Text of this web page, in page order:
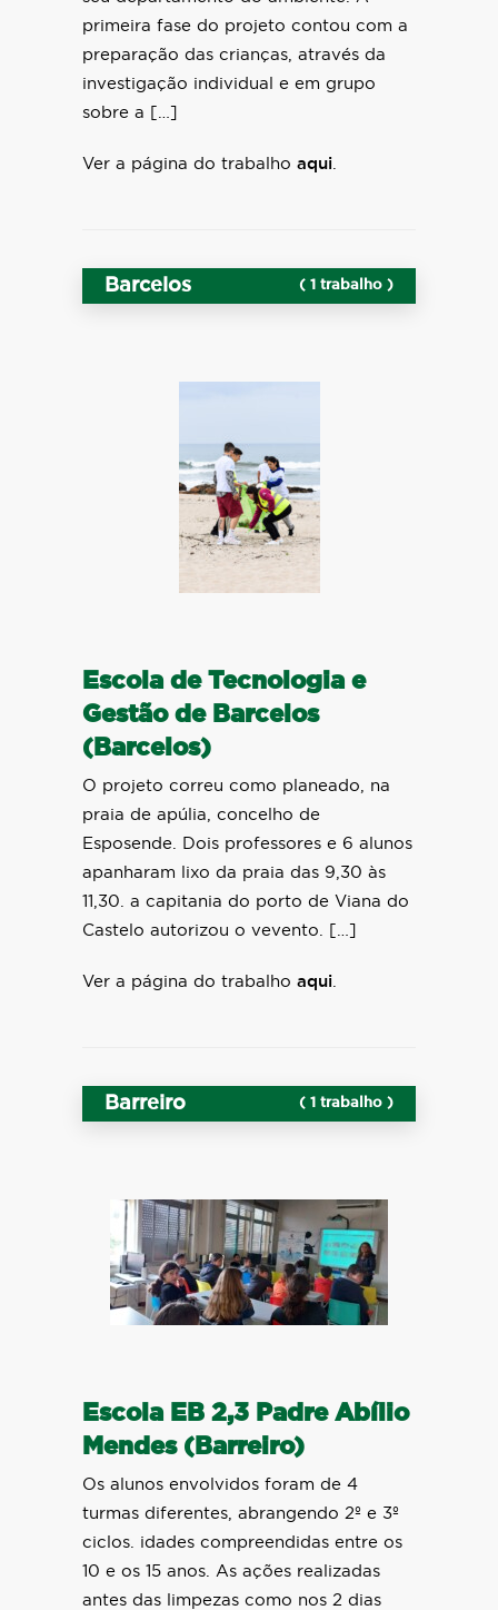
primeira fase do projeto contou com a
preparação das crianças, através da
investigação individual e em grupo
sobre a […]
Ver a página do trabalho aqui.
Barcelos ( 1 trabalho )
Escola de Tecnologia e
Gestão de Barcelos
(Barcelos)
O projeto correu como planeado, na
praia de apúlia, concelho de
Esposende. Dois professores e 6 alunos
apanharam lixo da praia das 9,30 às
11,30. a capitania do porto de Viana do
Castelo autorizou o vevento. […]
Ver a página do trabalho aqui.
Barreiro ( 1 trabalho )
Escola EB 2,3 Padre Abílio
Mendes (Barreiro)
Os alunos envolvidos foram de 4
turmas diferentes, abrangendo 2º e 3º
ciclos. idades compreendidas entre os
10 e os 15 anos. As ações realizadas
antes das limpezas como nos 2 dias